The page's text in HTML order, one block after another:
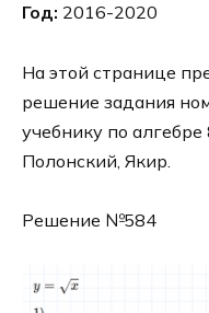
Год: 2016-2020
На этой странице
решение задания
учебнику по
Полонский, Якир.
Решение №584